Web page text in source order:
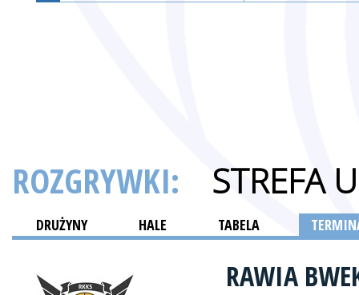
ROZGRYWKI: STREFA
DRUŻYNY HALE TABELA
RAWIA